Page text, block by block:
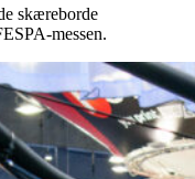
skæreborde
messen.